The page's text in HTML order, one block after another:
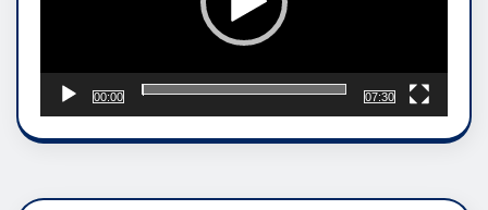
00:00 07:30